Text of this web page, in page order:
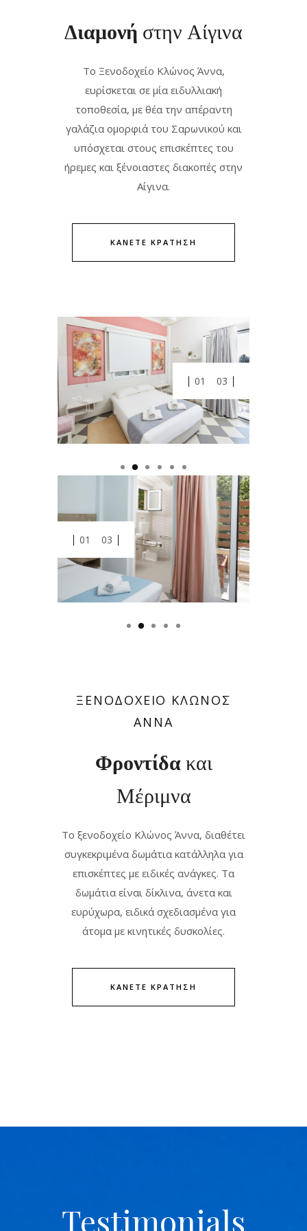
Διαμονή στην Αίγινα
Το Ξενοδοχείο Κλώνος Άννα,
ευρίσκεται σε μία ειδυλλιακή
τοποθεσία, με θέα την απέραντη
γαλάζια ομορφιά του Σαρωνικού και
υπόσχεται στους επισκέπτες του
ήρεμες και ξένοιαστες διακοπές στην
Αίγινα.
ΚΑΝΕΤΕ ΚΡΑΤΗΣΗ
02 04
02 04
ΞΕΝΟΔΟΧΕΙΟ ΚΛΩΝΟΣ
ΑΝΝΑ
Φροντίδακαι
Μέριμνα
Το ξενοδοχείο Κλώνος Άννα, διαθέτει
συγκεκριμένα δωμάτια κατάλληλα για
επισκέπτες με ειδικές ανάγκες. Τα
δωμάτια είναι δίκλινα, άνετα και
ευρύχωρα, ειδικά σχεδιασμένα για
άτομα με κινητικές δυσκολίες.
ΚΑΝΕΤΕ ΚΡΑΤΗΣΗ
Testimonials